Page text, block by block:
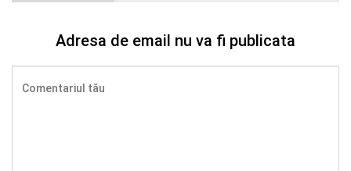
Adresa de email nu va fi publicata